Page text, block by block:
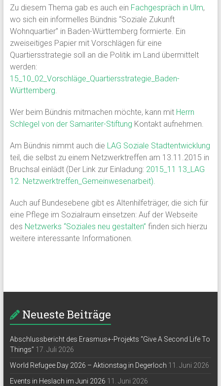
Zu diesem Thema gab es auch ein Fachgespräch in Ulm,
wo sich ein informelles Bündnis “Soziale Zukunft
Wohnquartier” in Baden-Württemberg formierte. Ein
zweiseitiges Papier mit Vorschlägen für eine
Quartiersstrategie soll an die Politik im Land übermittelt
werden:
15_10_02_Vorschläge_Quartiersstrategie_Baden-
Württemberg.
Wer beim Bündnis mitmachen möchte, kann mit Herrn
Schlegel von der Samariter-Stiftung Kontakt aufnehmen.
Am Bündnis nimmt auch die LAG Soziale Stadtentwicklung
teil, die selbst zu einem Netzwerktreffen am 13.11.2015 in
Bruchsal einlädt (Der Link zur Einladung: 2015_11 13_LAG
12. Netzwerktreffen_Gemeinwesenarbeit).
Auch auf Bundesebene gibt es Altenhilfeträger, die sich für
eine Pflege im Sozialraum einsetzen: Auf der Webseite
des Netzwerks “Soziales neu gestalten” finden sich hierzu
weitere interessante Informationen.
Neueste Beiträge
Abschlussbericht des Erasmus+-Projekts “Give A Second Life To
Things” 17. Juli 2026
World Refugee Day 2026 – Aktionstag in Degerloch 11. Juni 2026
Events in Heslach im Juni 2026 11. Juni 2026